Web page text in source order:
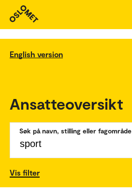
English version
Ansatteoversikt
Søk på navn, stilling eller fagområde
Vis filter